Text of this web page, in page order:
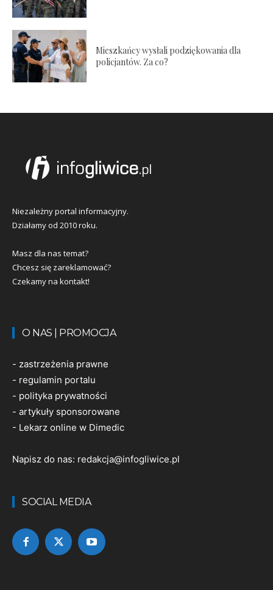
Mieszkańcy wysłali podziękowania dla
policjantów. Za co?
Niezależny portal informacyjny.
Działamy od 2010 roku.
Masz dla nas temat?
Chcesz się zareklamować?
Czekamy na kontakt!
O NAS | PROMOCJA
- zastrzeżenia prawne
- regulamin portalu
- polityka prywatności
- artykuły sponsorowane
- Lekarz online w Dimedic
Napisz do nas: redakcja@infogliwice.pl
SOCIAL MEDIA